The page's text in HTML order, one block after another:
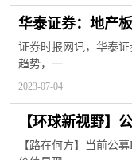
华泰证券：地产
证券时报网讯，华泰
趋势，一
2023-07-04
【环球新视野】
望眼
【路在何方】当前公